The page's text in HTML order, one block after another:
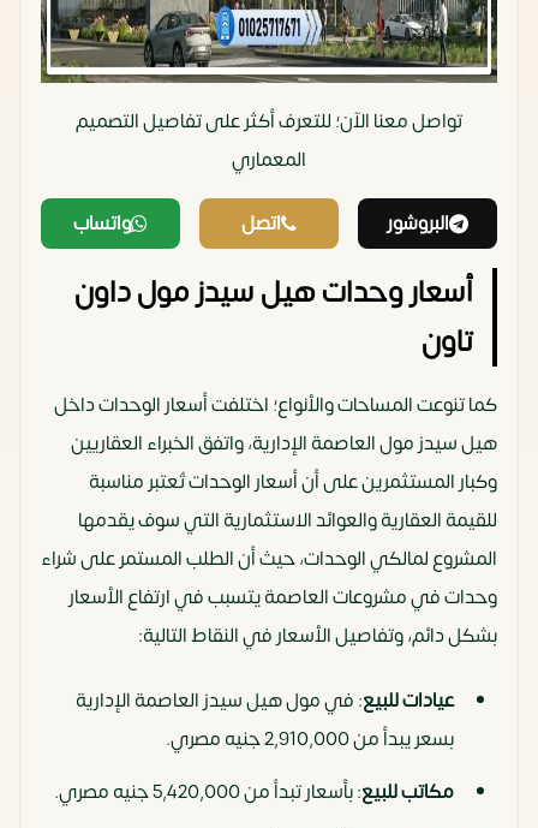
تواصل معنا الآن؛ للتعرف أكثر على تفاصيل التصميم
المعماري‏
البروشور اتصل واتساب
أسعار وحدات هيل سيدز مول داون
تاون
كما تنوعت المساحات والأنواع؛ اختلفت أسعار الوحدات داخل
هيل سيدز مول العاصمة الإدارية، واتفق الخبراء العقاريين
وكبار المستثمرين على أن أسعار الوحدات تُعتبر مناسبة
للقيمة العقارية والعوائد الاستثمارية التي سوف يقدمها
المشروع لمالكي الوحدات، حيث أن الطلب المستمر على شراء
وحدات في مشروعات العاصمة يتسبب في ارتفاع الأسعار
بشكل دائم، وتفاصيل الأسعار في النقاط التالية:
عيادات للبيع: في مول هيل سيدز العاصمة الإدارية
بسعر يبدأ من 2,910,000 جنيه مصري.
مكاتب للبيع: بأسعار تبدأ من 5,420,000 جنيه مصري.